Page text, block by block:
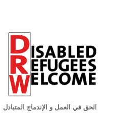
الحق في العمل و الإندماج المتبادل